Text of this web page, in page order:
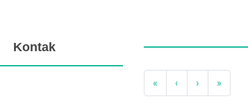
Kontak
« ‹ › »